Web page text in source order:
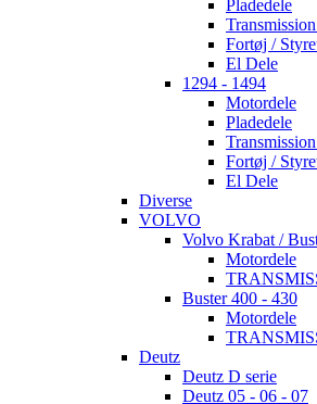
Pladedele
Fortøj /
El Dele
1294 - 1494
Motordele
Pladedele
Fortøj /
El Dele
Diverse
VOLVO
Volvo Krabat /
Motordele
Buster 400 - 430
Motordele
Deutz
Deutz D serie
Deutz 05 - 06 - 07